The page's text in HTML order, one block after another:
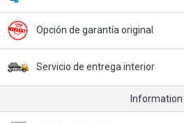
Opción de garantía original
Servicio de entrega interior
Information